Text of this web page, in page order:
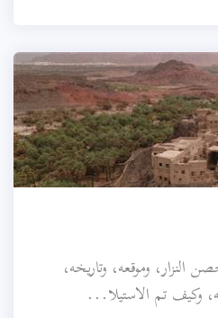
وموقعه، وتاريخه،
وكيف تم الاستيلا...